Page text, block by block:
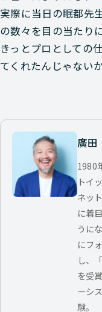
実際に当日の眠都先
の数々を目の当たり
きっとプロとしての
てくれたんじゃない
廣田
1980
トイ
ネッ
に着
うに
にフ
し、
を受
ーシ
験。